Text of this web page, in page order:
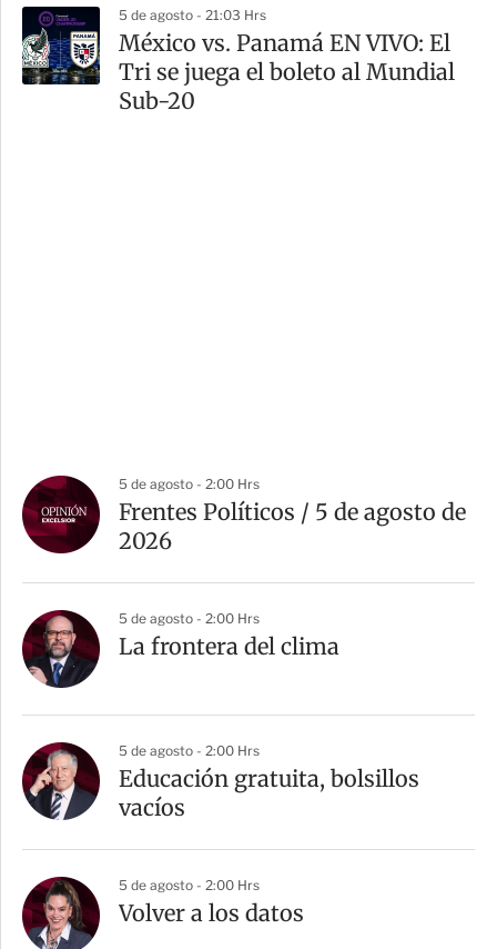
5 de agosto - 21:03 Hrs
México vs. Panamá EN VIVO: El
Tri se juega el boleto al Mundial
Sub-20
5 de agosto - 2:00 Hrs
Frentes Políticos / 5 de agosto de
2026
5 de agosto - 2:00 Hrs
La frontera del clima
5 de agosto - 2:00 Hrs
Educación gratuita, bolsillos
vacíos
5 de agosto - 2:00 Hrs
Volver a los datos